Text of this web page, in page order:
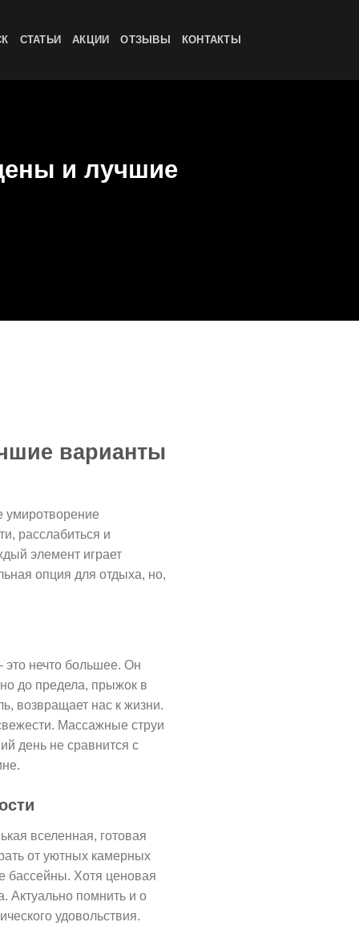
СТАТЬИ АКЦИИ ОТЗЫВЫ КОНТАКТЫ
и лучшие
варианты
умиротворение
расслабиться и
элемент играет
опция для отдыха, но,
нечто большее. Он
до предела, прыжок в
возвращает нас к жизни.
Массажные струи
день не сравнится с
вселенная, готовая
от уютных камерных
бассейны. Хотя ценовая
Актуально помнить и о
удовольствия.